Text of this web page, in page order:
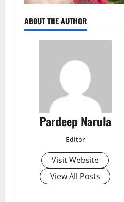
ABOUT THE AUTHOR
Pardeep Narula
Editor
Visit Website
View All Posts